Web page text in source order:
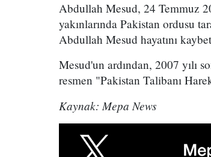
Abdullah Mesud, 24 Temmuz
yakınlarında Pakistan ordusu
Abdullah Mesud hayatını
Mesud'un ardından, 2007 yılı
resmen "Pakistan Talibanı
Kaynak: Mepa News